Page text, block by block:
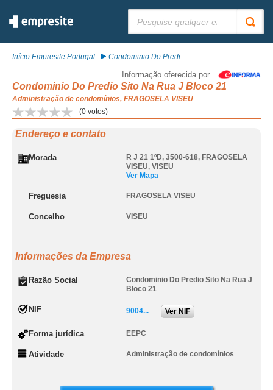
Início Empresite Portugal Condominio Do Predi...
Informação oferecida por
Condominio Do Predio Sito Na Rua J Bloco 21
Administração de condomínios, FRAGOSELA VISEU
(0 votos)
Endereço e contato
Morada R J 21 1ºD, 3500-618, FRAGOSELA
VISEU, VISEU
Ver Mapa
Freguesia FRAGOSELA VISEU
Concelho VISEU
Informações da Empresa
Razão Social
Condominio Do Predio Sito Na Rua J
Bloco 21
NIF 9004... Ver NIF
Forma jurídica EEPC
Atividade Administração de condomínios